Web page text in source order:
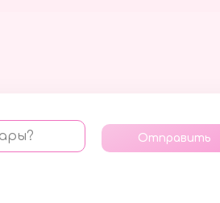
Отправить